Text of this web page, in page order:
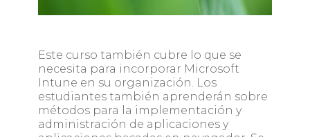
Este curso también cubre lo que se
necesita para incorporar Microsoft
Intune en su organización. Los
estudiantes también aprenderán sobre
métodos para la implementación y
administración de aplicaciones y